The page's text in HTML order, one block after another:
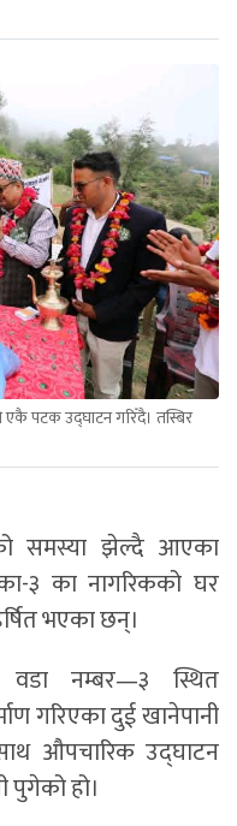
एकै पटक उद्घाटन गरिँदै। तस्बिर
समस्या झेल्दै आएका
३ का नागरिकको घर
भएका छन्।
वडा नम्बर—३ स्थित
गरिएका दुई खानेपानी
औपचारिक उद्घाटन
पुगेको हो।